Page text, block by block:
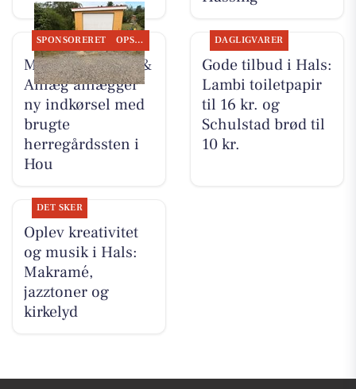
SPONSORERET OPSLAGSTAVLEN
MB Entreprenør &
Anlæg anlægger
ny indkørsel med
brugte
herregårdssten i
Hou
DAGLIGVARER
Gode tilbud i Hals:
Lambi toiletpapir
til 16 kr. og
Schulstad brød til
10 kr.
DET SKER
Oplev kreativitet
og musik i Hals:
Makramé,
jazztoner og
kirkelyd